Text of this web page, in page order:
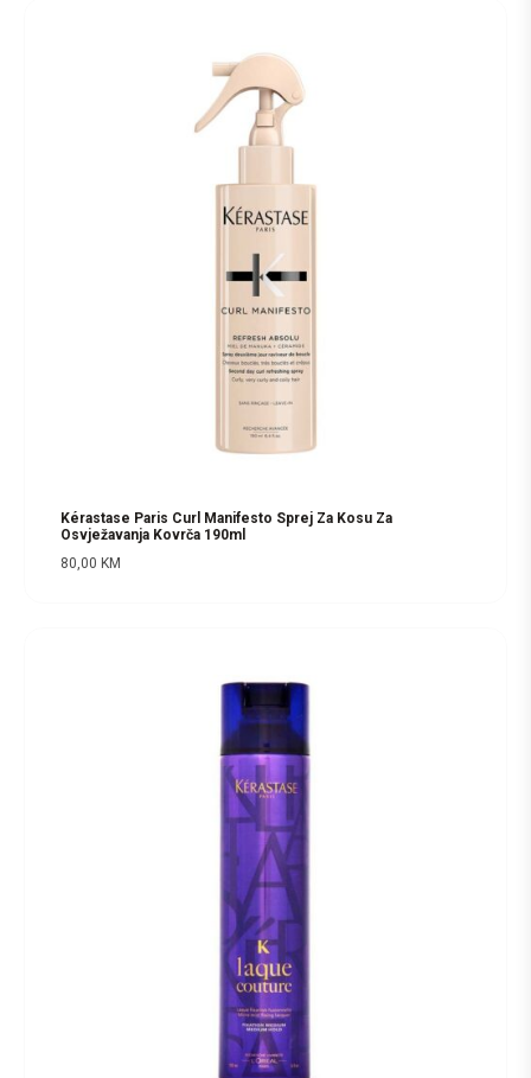
Kérastase Paris Curl Manifesto Sprej Za Kosu Za
Osvježavanja Kovrča 190ml
80,00 KM